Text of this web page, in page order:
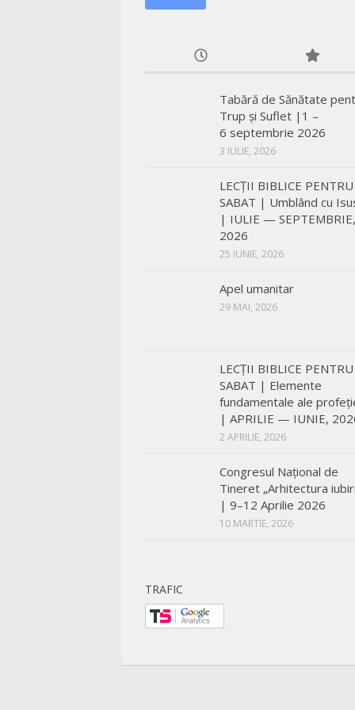
Tabără de Sănătate
Trup și Suflet |1 –
6 septembrie 2026
3 IULIE, 2026
LECŢII BIBLICE PENTRU
SABAT | Umblând cu
| IULIE — SEPTEMBRIE,
2026
25 IUNIE, 2026
Apel umanitar
29 MAI, 2026
LECŢII BIBLICE PENTRU
SABAT | Elemente
fundamentale ale
| APRILIE — IUNIE,
2 APRILIE, 2026
Congresul Național de
Tineret „Arhitectura
| 9–12 Aprilie 2026
10 MARTIE, 2026
TRAFIC